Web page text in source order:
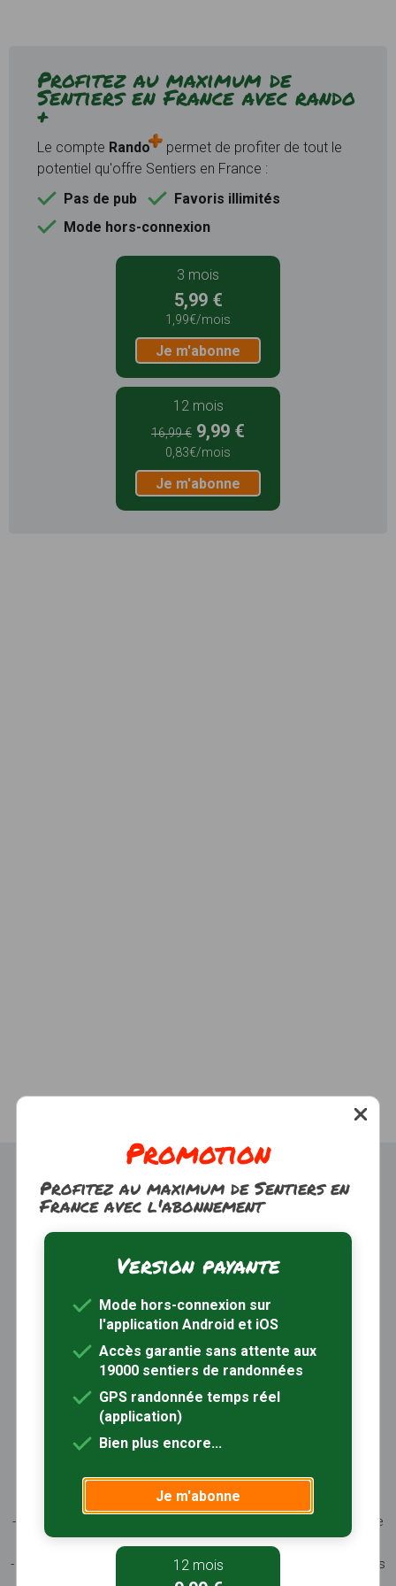
Profitez au maximum de
Sentiers en France avec rando
+
Le compte Rando
permet de profiter de tout le
potentiel qu'offre Sentiers en France :
Pas de pub
Favoris illimités
Mode hors-connexion
3 mois
5,99 €
1,99€/mois
Je m'abonne
12 mois
16,99 € 9,99 €
0,83€/mois
Je m'abonne
Trouver une randonnée À propos
Inscription / Connexion
Abonnement Rando+ Calendrier randos
Sites partenaires Contactez-nous
Sentiers-en-France, grâce aux nombreux circuits de
- les spécificités des terroirs (sites et milieux naturels,
patrimoine …)
- les producteurs locaux et les artisans, garants du savoir-faire
et du patrimoine
- ceux qui œuvrent à faire connaître tout ce patrimoine par des
Promotion
Profitez au maximum de Sentiers en
France avec l'abonnement
Version payante
Mode hors-connexion sur
l'application Android et iOS
Accès garantie sans attente aux
19000 sentiers de randonnées
GPS randonnée temps réel
(application)
Bien plus encore...
Je m'abonne
12 mois